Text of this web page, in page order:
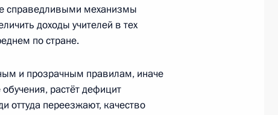
справедливыми механизмы
доходы учителей в тех
по стране.
и прозрачным правилам, иначе
растёт дефицит
оттуда переезжают, качество